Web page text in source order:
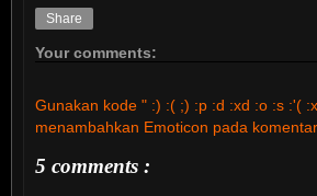
Share
Your comments:
Gunakan kode " :) :( ;) :p :d :xd :o :s :'(
menambahkan Emoticon pada komentar.
5 comments :